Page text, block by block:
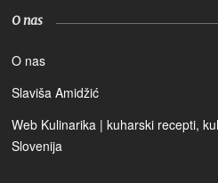
O nas
O nas
Slaviša Amidžić
Web Kulinarika | kuharski recepti,
Slovenija